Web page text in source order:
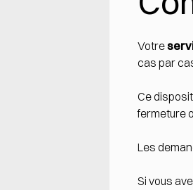
Votre
cas par
Ce
fermeture
Les
Si vous